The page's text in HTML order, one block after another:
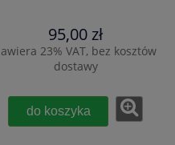
95,00 zł
23% VAT, bez kosztów
dostawy
do koszyka